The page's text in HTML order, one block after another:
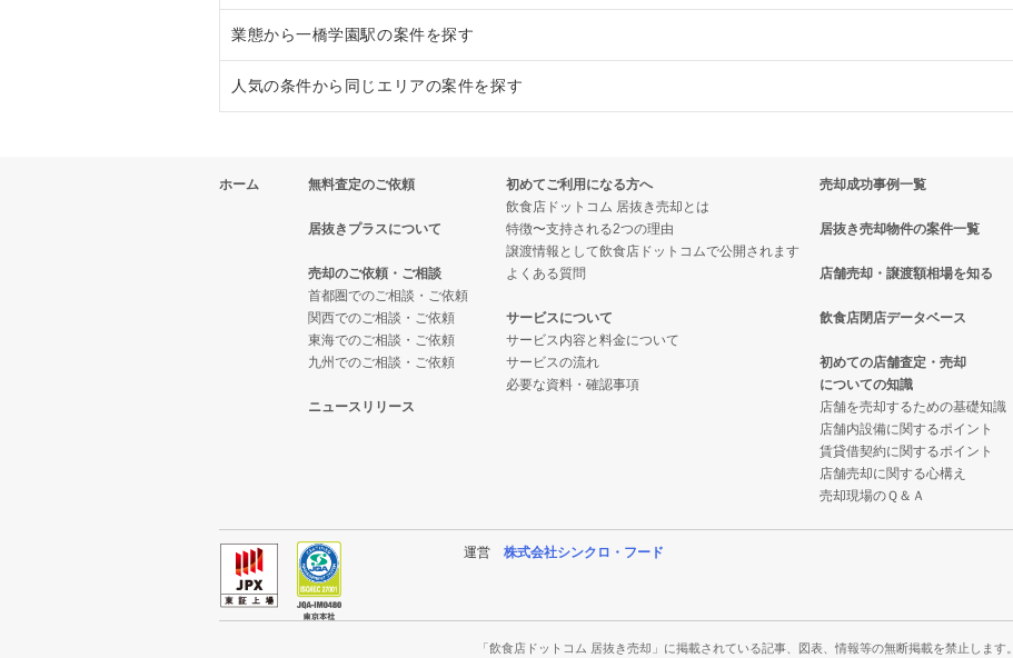
東京都下のフランス料理の居抜き売却物件の案件一覧
東京都下のイタリア料理の居抜き売却物件の案件一覧
東京都下のそば・うどんの居抜き売却物件の案件一覧
東京都下の寿司の居抜き売却物件の案件一覧
東京都下の焼肉の居抜き売却物件の案件一覧
東京都下の鉄板焼き・お好み焼の居抜き売却物件の案件一覧
東京都下のアジア料理の居抜き売却物件の案件一覧
東京都下のお弁当・惣菜・デリの居抜き売却物件の案件一覧
東京都下のカラオケ・パブ・スナックの居抜き売却物件の案件一覧
東京都下のバーの居抜き売却物件の案件一覧
小平市のラーメンの居抜き売却物件の案件一覧
小平市の寿司の居抜き売却物件の案件一覧
小平市のテイクアウトの居抜き売却物件の案件一覧
小平市のカラオケ・パブ・スナックの居抜き売却物件の案件一覧
小平市のバーの居抜き売却物件の案件一覧
小平市の居酒屋・ダイニングバーの居抜き売却物件の案件一覧
小平市の和食の居抜き売却物件の案件一覧
業態から一橋学園駅の案件を探す
一橋学園駅のラーメンの居抜き売却物件の案件一覧
一橋学園駅のバーの居抜き売却物件の案件一覧
一橋学園駅の居酒屋・ダイニングバーの居抜き売却物件の案件一覧
人気の条件から同じエリアの案件を探す
小平市の1階の飲食店の居抜き売却物件の案件一覧
一橋学園駅の1階の飲食店の居抜き売却物件の案件一覧
東京都下の1階のテイクアウトの居抜き売却物件の案件一覧
東京都下の20坪以下の飲食店の居抜き売却物件の案件一覧
小平市の20坪以下の飲食店の居抜き売却物件の案件一覧
東京都下の現賃料20万円以下の飲食店の居抜き売却物件の案件一覧
小平市の現賃料20万円以下の飲食店の居抜き売却物件の案件一覧
一橋学園駅の現賃料20万円以下の飲食店の居抜き売却物件の案件一覧
ホーム 無料査定のご依頼
居抜きプラスについて
売却のご依頼・ご相談
首都圏でのご相談・ご依頼
関西でのご相談・ご依頼
東海でのご相談・ご依頼
九州でのご相談・ご依頼
ニュースリリース
初めてご利用になる方へ
飲食店ドットコム 居抜き売却とは
特徴〜支持される2つの理由
譲渡情報として飲食店ドットコムで公開されます
よくある質問
サービスについて
サービス内容と料金について
サービスの流れ
必要な資料・確認事項
売却成功事例一覧
居抜き売却物件の案件一覧
店舗売却・譲渡額相場を知る
飲食店閉店データベース
初めての店舗査定・売却
についての知識
店舗を売却するための基礎知識
店舗内設備に関するポイント
賃貸借契約に関するポイント
店舗売却に関する心構え
売却現場のＱ＆Ａ
運営 株式会社シンクロ・フード
「飲食店ドットコム 居抜き売却」に掲載されている記事、図表、情報等の無断掲載を禁止します。